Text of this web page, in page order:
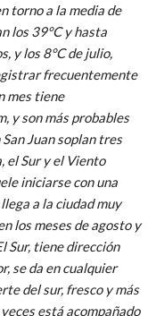
torno a la media de
los 39°C y hasta
y los 8°C de julio,
frecuentemente
mes tiene
y son más probables
Juan soplan tres
el Sur y el Viento
iniciarse con una
a la ciudad muy
los meses de agosto y
Sur, tiene dirección
se da en cualquier
del sur, fresco y más
está acompañado